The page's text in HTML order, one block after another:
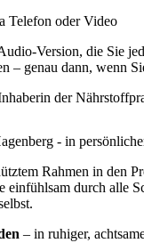
Telefon oder Video
Version, die Sie
– genau dann, wenn
- in
Rahmen in den
einfühlsam durch alle
– in ruhiger,